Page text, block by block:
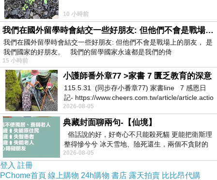
●日本原裝進口，品質有保障
●筆型設計，使用便利，除霉無設限
●無須沖洗，輕輕劃過，立即搞定！
日本原裝進口強效去霉筆
規格：5ml/入
10 小時前
我們在國外留學時會結交一些好朋友: 但他們不會是戰場上的朋友
我們在國外留學時會結交一些好朋友: 但他們不會是戰場上的朋友， 是
我們國家的好朋友。 我們的留學國家永遠都是我們的倚
15 小時前
小護師番外章77 >家書 7 匱乏教育的深意
115.5.31 (同步存小番章77) 家書line 7 感恩日
記- https://www.cheers.com.tw/article/article.actio
2026-08-05
典藏封面聊兩句-【仙境】
俗話說的好，好奇心不只能殺死貓 更能把衛斯理
整得慘兮兮 冰天雪地、險死還生，兩個不貪財的
人尋什麼寶？ 人家追尋愛情還
2026-08-05
登入 註冊
PChome首頁 線上購物 24h購物 書店 露天拍賣 比比昂代購